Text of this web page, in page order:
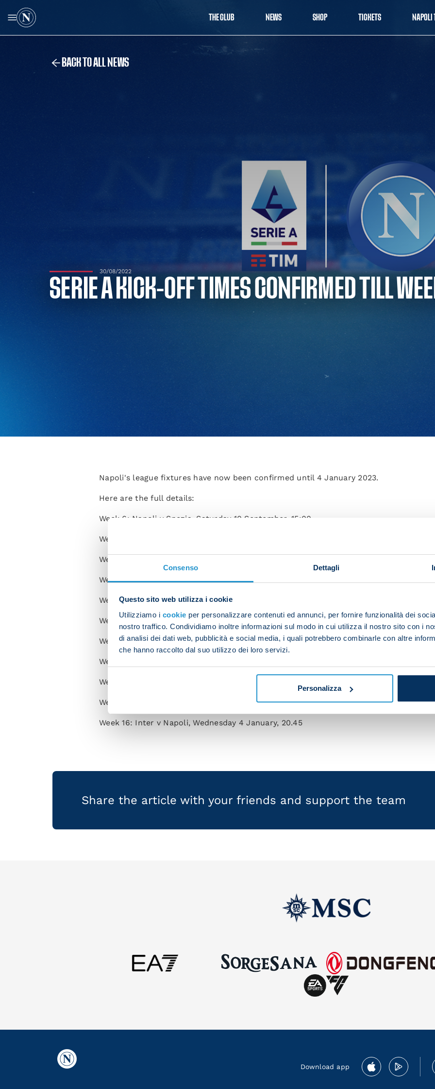
Consenso Dettagli
Questo sito web utilizza i cookie
Utilizziamo i cookie per personalizzare contenuti ed annunci, per fornire funzionalità dei
nostro traffico. Condividiamo inoltre informazioni sul modo in cui utilizza il nostro sito con i
di analisi dei dati web, pubblicità e social media, i quali potrebbero combinarle con altre
che hanno raccolto dal suo utilizzo dei loro servizi.
Personalizza
THE CLUB NEWS SHOP TICKETS NAPOLI
BACK TO ALL NEWS
30/08/2022
SERIE A KICK-OFF TIMES CONFIRMED TILL
Napoli's league fixtures have now been confirmed until 4 January 2023.
Here are the full details:
Week 6: Napoli v Spezia, Saturday 10 September, 15:00
Week 7: AC Milan v Napoli, Sunday 18 September, 20.45
Week 8: Napoli v Torino, Saturday 1 October, 15:00
Week 9: Cremonese v Napoli, Sunday 9 October, 18:00
Week 10: Napoli v Bologna, Sunday 16 October, 18:00
Week 11: Roma v Napoli, Sunday 23 October, 20.45
Week 12: Napoli v Sassuolo, Saturday 29 October, 15:00
Week 13: Atalanta v Napoli, Saturday 5 November, 18:00
Week 14: Napoli v Empoli, Tuesday 8 November, 18:00.30
Week 15: Napoli v Udinese, Saturday 12 November, 15:00
Week 16: Inter v Napoli, Wednesday 4 January, 20.45
Share the article with your friends and support the team
Download app